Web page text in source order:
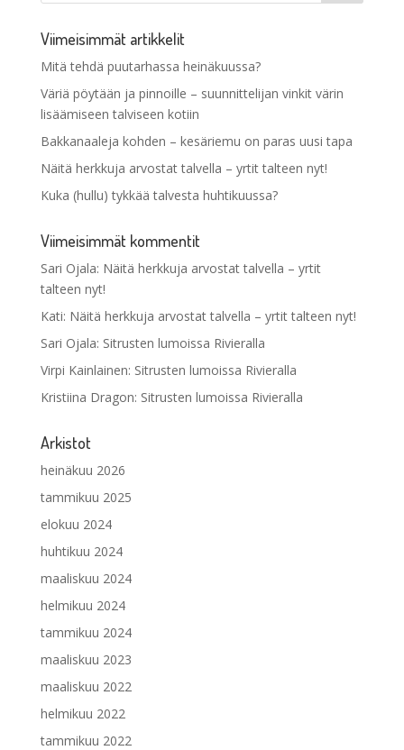
Viimeisimmät artikkelit
Mitä tehdä puutarhassa heinäkuussa?
Väriä pöytään ja pinnoille – suunnittelijan vinkit värin
lisäämiseen talviseen kotiin
Bakkanaaleja kohden – kesäriemu on paras uusi tapa
Näitä herkkuja arvostat talvella – yrtit talteen nyt!
Kuka (hullu) tykkää talvesta huhtikuussa?
Viimeisimmät kommentit
Sari Ojala: Näitä herkkuja arvostat talvella – yrtit
talteen nyt!
Kati: Näitä herkkuja arvostat talvella – yrtit talteen nyt!
Sari Ojala: Sitrusten lumoissa Rivieralla
Virpi Kainlainen: Sitrusten lumoissa Rivieralla
Kristiina Dragon: Sitrusten lumoissa Rivieralla
Arkistot
heinäkuu 2026
tammikuu 2025
elokuu 2024
huhtikuu 2024
maaliskuu 2024
helmikuu 2024
tammikuu 2024
maaliskuu 2023
maaliskuu 2022
helmikuu 2022
tammikuu 2022